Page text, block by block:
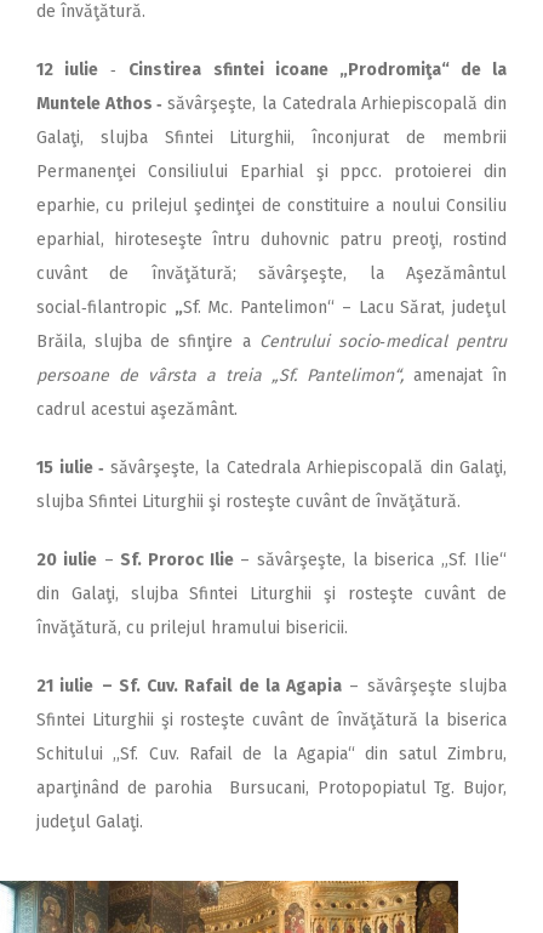
de învăţătură.
12 iulie ‑ Cinstirea sfintei icoane „Prodromiţa“ de la
Muntele Athos ‑săvârşeşte, la Catedrala Arhiepiscopală din
Galaţi, slujba Sfintei Liturghii, înconjurat de membrii
Permanenţei Consiliului Eparhial şi ppcc. protoierei din
eparhie, cu prilejul şedinţei de constituire a noului Consiliu
eparhial, hiroteseşte întru duhovnic patru preoţi, rostind
cuvânt de învăţătură; săvârşeşte, la Aşezământul
social‑filantropic „Sf. Mc. Pantelimon“ – Lacu Sărat, judeţul
Brăila, slujba de sfinţire a Centrului socio‑medical pentru
persoane de vârsta a treia „Sf. Pantelimon“, amenajat în
cadrul acestui aşezământ.
15 iulie ‑ săvârşeşte, la Catedrala Arhiepiscopală din Galaţi,
slujba Sfintei Liturghii şi rosteşte cuvânt de învăţătură.
20 iulie– Sf. Proroc Ilie – săvârşeşte, la biserica „Sf. Ilie“
din Galaţi, slujba Sfintei Liturghii şi rosteşte cuvânt de
învăţătură, cu prilejul hramului bisericii.
21 iulie – Sf. Cuv. Rafail de la Agapia – săvârşeşte slujba
Sfintei Liturghii şi rosteşte cuvânt de învăţătură la biserica
Schitului ,,Sf. Cuv. Rafail de la Agapia“ din satul Zimbru,
aparţinând de parohia Bursucani, Protopopiatul Tg. Bujor,
judeţul Galaţi.